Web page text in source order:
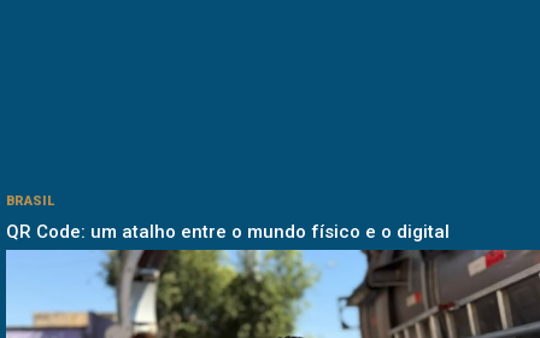
BRASIL
QR Code: um atalho entre o mundo físico e o digital